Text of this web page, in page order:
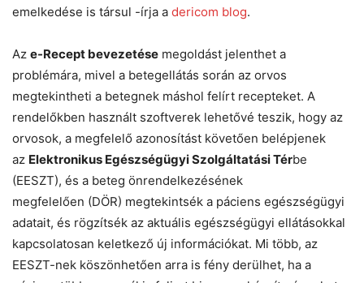
emelkedése is társul -írja a dericom blog.
Az e-Recept bevezetése megoldást jelenthet a
problémára, mivel a betegellátás során az orvos
megtekintheti a betegnek máshol felírt recepteket. A
rendelőkben használt szoftverek lehetővé teszik, hogy az
orvosok, a megfelelő azonosítást követően belépjenek
az Elektronikus Egészségügyi Szolgáltatási Térbe
(EESZT), és a beteg önrendelkezésének
megfelelően (DÖR) megtekintsék a páciens egészségügyi
adatait, és rögzítsék az aktuális egészségügyi ellátásokkal
kapcsolatosan keletkező új információkat. Mi több, az
EESZT-nek köszönhetően arra is fény derülhet, ha a